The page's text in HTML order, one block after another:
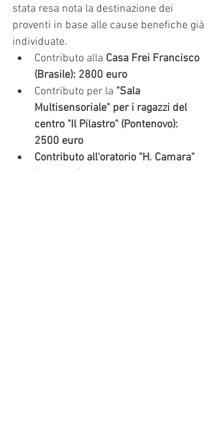
stata resa nota la destinazione dei
proventi in base alle cause benefiche già
individuate.
Contributo alla Casa Frei Francisco
(Brasile): 2800 euro
Contributo per la "Sala
Multisensoriale" per i ragazzi del
centro "Il Pilastro" (Pontenovo):
2500 euro
Contributo all'oratorio "H. Camara"